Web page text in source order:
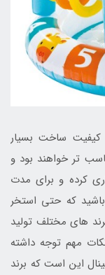
کیفیت ساخت بسیار
تر خواهند بود و
کرده و برای مدت
که حتی استخر
های مختلف تولید
مهم توجه داشته
این است که برند